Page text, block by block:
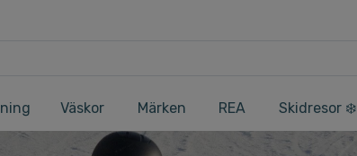
Väskor Märken REA Skidresor ❄️